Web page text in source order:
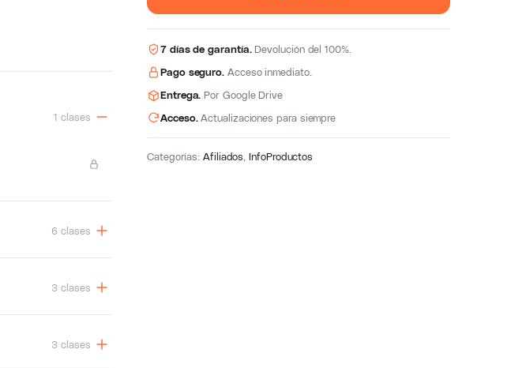
1 clases
6 clases
3 clases
3 clases
7 días de garantía.Devolución del 100%.
Pago seguro. Acceso inmediato.
Entrega. Por Google Drive
Acceso.Actualizaciones para siempre
Categorías:Afiliados ,InfoProductos